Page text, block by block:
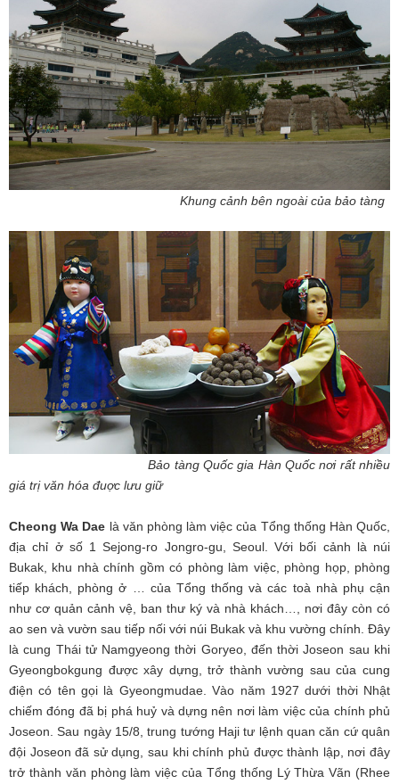
Khung cảnh bên ngoài của bảo tàng
Bảo tàng Quốc gia Hàn Quốc nơi rất nhiều
giá trị văn hóa đuợc lưu giữ
Cheong Wa Dae là văn phòng làm việc của Tổng thống Hàn Quốc,
địa chỉ ở số 1 Sejong-ro Jongro-gu, Seoul. Với bối cảnh là núi
Bukak, khu nhà chính gồm có phòng làm việc, phòng họp, phòng
tiếp khách, phòng ở … của Tổng thống và các toà nhà phụ cận
như cơ quản cảnh vệ, ban thư ký và nhà khách…, nơi đây còn có
ao sen và vườn sau tiếp nối với núi Bukak và khu vường chính. Đây
là cung Thái tử Namgyeong thời Goryeo, đến thời Joseon sau khi
Gyeongbokgung được xây dựng, trở thành vường sau của cung
điện có tên gọi là Gyeongmudae. Vào năm 1927 dưới thời Nhật
chiếm đóng đã bị phá huỷ và dựng nên nơi làm việc của chính phủ
Joseon. Sau ngày 15/8, trung tướng Haji tư lệnh quan căn cứ quân
đội Joseon đã sử dụng, sau khi chính phủ được thành lập, nơi đây
trở thành văn phòng làm việc của Tổng thống Lý Thừa Vãn (Rhee